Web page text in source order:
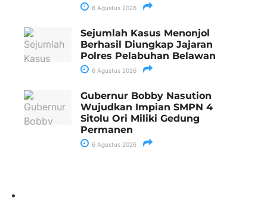
6 Agustus 2026
Sejumlah Kasus Menonjol
Berhasil Diungkap Jajaran
Polres Pelabuhan Belawan
6 Agustus 2026
Gubernur Bobby Nasution
Wujudkan Impian SMPN 4
Sitolu Ori Miliki Gedung
Permanen
6 Agustus 2026